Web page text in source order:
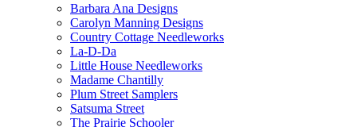
Barbara Ana Designs
Carolyn Manning Designs
Country Cottage Needleworks
La-D-Da
Little House Needleworks
Madame Chantilly
Plum Street Samplers
Satsuma Street
The Prairie Schooler